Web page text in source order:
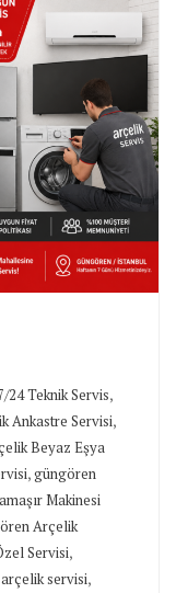
24 Teknik Servis,
Ankastre Servisi,
Beyaz Eşya
,güngören
Makinesi
Arçelik
Servisi,
servisi,